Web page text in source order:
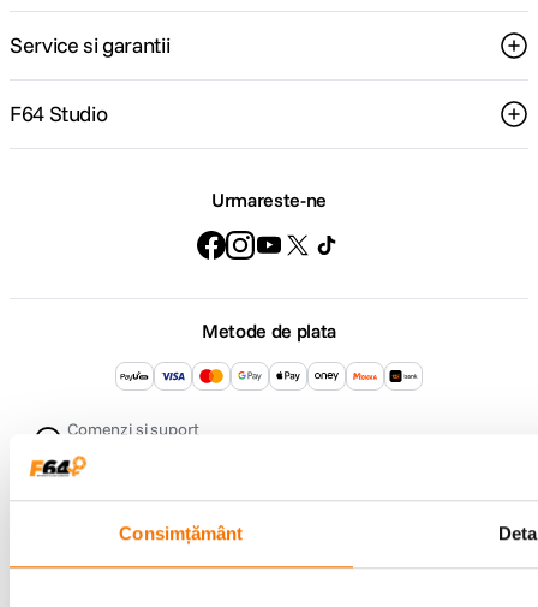
Consimțământ
Service si garantii
F64 Studio
Urmareste-ne
Metode de plata
Comenzi si suport
+40 21 270 0050
Program de lucru
09:00 - 21:00
Bd-ul Unirii 64, Bucuresti